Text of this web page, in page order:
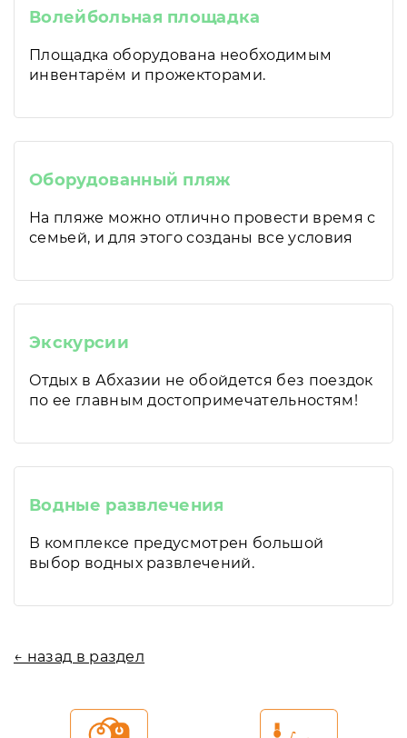
Волейбольная площадка
Площадка оборудована необходимым
инвентарём и прожекторами.
Оборудованный пляж
На пляже можно отлично провести время с
семьей, и для этого созданы все условия
Экскурсии
Отдых в Абхазии не обойдется без поездок
по ее главным достопримечательностям!
Водные развлечения
В комплексе предусмотрен большой
выбор водных развлечений.
← назад в раздел